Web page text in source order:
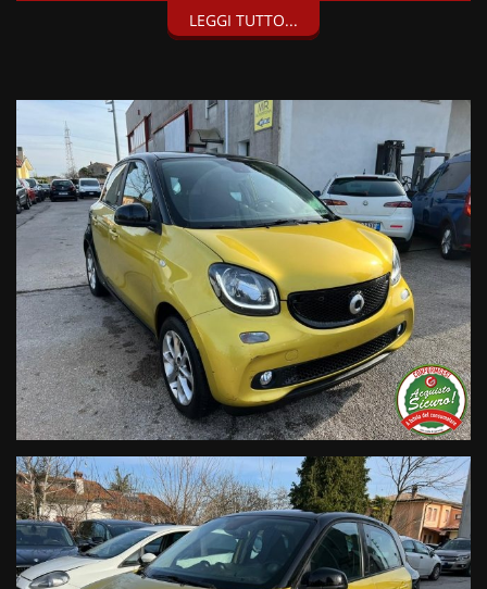
• Finanziamenti personalizzabili a tassi agevolati (privati/ditte
individuali/società);
• Polizze Kasko fino a 60 mesi di durata con estensione “valore
a nuovo”;
• Garanzia legale di Conformità prevista obbligatoriamente
dal Codice del Consumo;
• Garanzia estendibile fino a 60 mesi.
Segui Automobili Vendraminie leggi le recensioni che
descrivono l’esperienza dei nostri clienti:
• Sul nostro sito ufficiale www.automobilivendramini.it dove
potrai trovare l’intero parco auto aggiornato, maggiori foto e
info per ogni singola vettura, i nostri servizi e la nostra storia.
• Sulla nostra pagina Facebook
• Sulla nostra pagina Instagram
• Sul nostro profilo Google Business
Live Chat Whatsapp:
+ 39 347 2621925 Orari Dal lunedì al venerdi 08:3012:00 –
14:30/19:30 Sabato 8:30 12:30 14.30 18.30
Trasparenza:
LEGGI TUTTO...